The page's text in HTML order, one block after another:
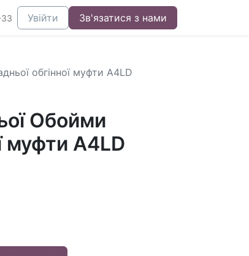
Увійти Зв'язатися з нами
обгінної муфти A4LD
Обойми
муфти A4LD